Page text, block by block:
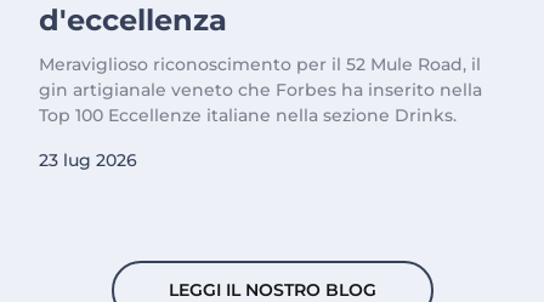
d'eccellenza
Meraviglioso riconoscimento per il 52 Mule Road, il
gin artigianale veneto che Forbes ha inserito nella
Top 100 Eccellenze italiane nella sezione Drinks.
23 lug 2026
LEGGI IL NOSTRO BLOG